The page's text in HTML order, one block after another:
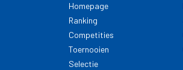
Homepage
Ranking
Competities
Toernooien
Selectie